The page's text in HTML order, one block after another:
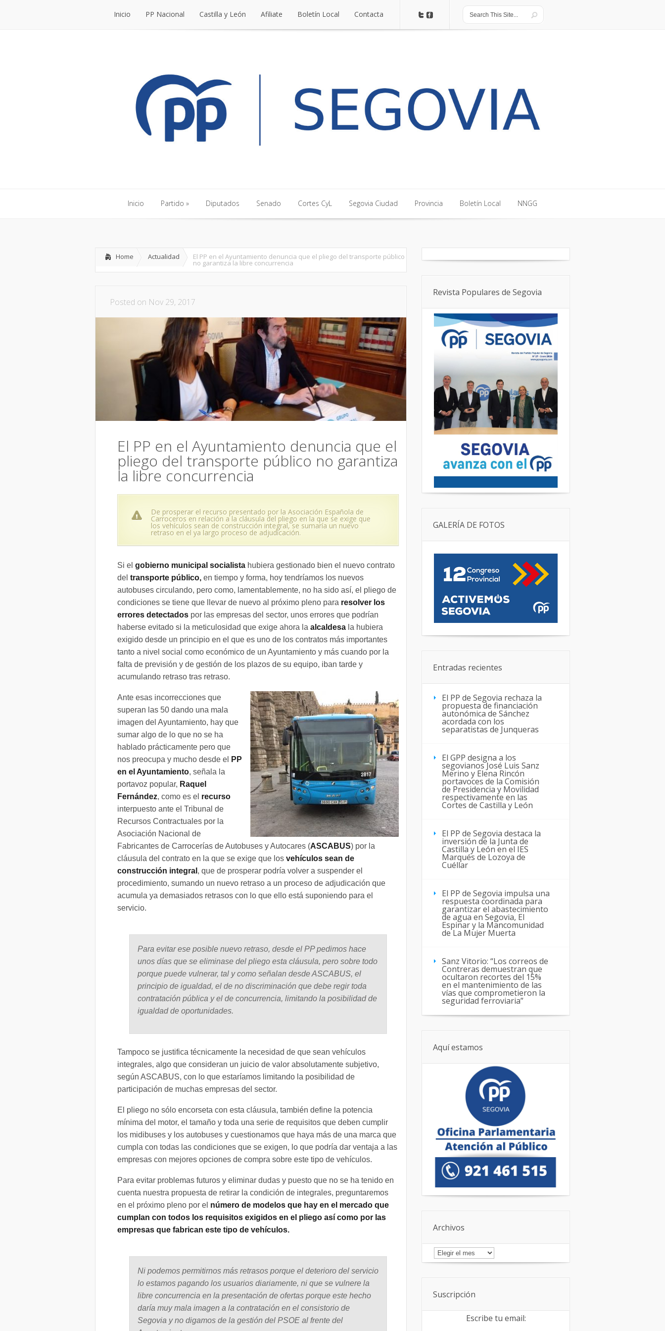
Inicio PP Nacional Castilla y León Afiliate Boletín Local Contacta
Inicio Partido Diputados Senado Cortes CyL Segovia Ciudad Provincia Boletín Local NNGG
Home Actualidad El PP en el Ayuntamiento denuncia que el pliego del transporte público
no garantiza la libre concurrencia
Posted on Nov 29, 2017
El PP en el Ayuntamiento denuncia que el
pliego del transporte público no garantiza
la libre concurrencia
De prosperar el recurso presentado por la Asociación Española de
Carroceros en relación a la cláusula del pliego en la que se exige que
los vehículos sean de construcción integral, se sumaría un nuevo
retraso en el ya largo proceso de adjudicación.
Si el gobierno municipal socialista hubiera gestionado bien el nuevo contrato
del transporte público, en tiempo y forma, hoy tendríamos los nuevos
autobuses circulando, pero como, lamentablemente, no ha sido así, el pliego de
condiciones se tiene que llevar de nuevo al próximo pleno para resolver los
errores detectados por las empresas del sector, unos errores que podrían
haberse evitado si la meticulosidad que exige ahora la alcaldesa la hubiera
exigido desde un principio en el que es uno de los contratos más importantes
tanto a nivel social como económico de un Ayuntamiento y más cuando por la
falta de previsión y de gestión de los plazos de su equipo, iban tarde y
acumulando retraso tras retraso.
Ante esas incorrecciones que
superan las 50 dando una mala
imagen del Ayuntamiento, hay que
sumar algo de lo que no se ha
hablado prácticamente pero que
nos preocupa y mucho desde el
PP
en el Ayuntamiento, señala la
portavoz popular, Raquel
Fernández, como es el recurso
interpuesto ante el Tribunal de
Recursos Contractuales por la
Asociación Nacional de
Fabricantes de Carrocerías de Autobuses y Autocares (ASCABUS) por la
cláusula del contrato en la que se exige que los vehículos sean de
construcción integral , que de prosperar podría volver a suspender el
procedimiento, sumando un nuevo retraso a un proceso de adjudicación que
acumula ya demasiados retrasos con lo que ello está suponiendo para el
servicio.
Para evitar ese posible nuevo retraso, desde el PP pedimos hace
unos días que se eliminase del pliego esta cláusula, pero sobre todo
porque puede vulnerar, tal y como señalan desde ASCABUS, el
principio de igualdad, el de no discriminación que debe regir toda
contratación pública y el de concurrencia, limitando la posibilidad de
igualdad de oportunidades.
Tampoco se justifica técnicamente la necesidad de que sean vehículos
integrales, algo que consideran un juicio de valor absolutamente subjetivo,
según ASCABUS, con lo que estaríamos limitando la posibilidad de
participación de muchas empresas del sector.
El pliego no sólo encorseta con esta cláusula, también define la potencia
mínima del motor, el tamaño y toda una serie de requisitos que deben cumplir
los midibuses y los autobuses y cuestionamos que haya más de una marca que
cumpla con todas las condiciones que se exigen, lo que podría dar ventaja a las
empresas con mejores opciones de compra sobre este tipo de vehículos.
Para evitar problemas futuros y eliminar dudas y puesto que no se ha tenido en
cuenta nuestra propuesta de retirar la condición de integrales, preguntaremos
en el próximo pleno por el número de modelos que hay en el mercado que
cumplan con todos los requisitos exigidos en el pliego así como por las
empresas que fabrican este tipo de vehículos.
Ni podemos permitirnos más retrasos porque el deterioro del servicio
lo estamos pagando los usuarios diariamente, ni que se vulnere la
libre concurrencia en la presentación de ofertas porque este hecho
daría muy mala imagen a la contratación en el consistorio de
Segovia y no digamos de la gestión del PSOE al frente del
Revista Populares de Segovia
GALERÍA DE FOTOS
Entradas recientes
El PP de Segovia rechaza la
propuesta de financiación
autonómica de Sánchez
acordada con los
separatistas de Junqueras
El GPP designa a los
segovianos José Luis Sanz
Merino y Elena Rincón
portavoces de la Comisión
de Presidencia y Movilidad
respectivamente en las
Cortes de Castilla y León
El PP de Segovia destaca la
inversión de la Junta de
Castilla y León en el IES
Marqués de Lozoya de
Cuéllar
El PP de Segovia impulsa una
respuesta coordinada para
garantizar el abastecimiento
de agua en Segovia, El
Espinar y la Mancomunidad
de La Mujer Muerta
Sanz Vitorio: “Los correos de
Contreras demuestran que
ocultaron recortes del 15%
en el mantenimiento de las
vías que comprometieron la
seguridad ferroviaria”
Aquí estamos
Archivos
Archivos
Suscripción
Escribe tu email: